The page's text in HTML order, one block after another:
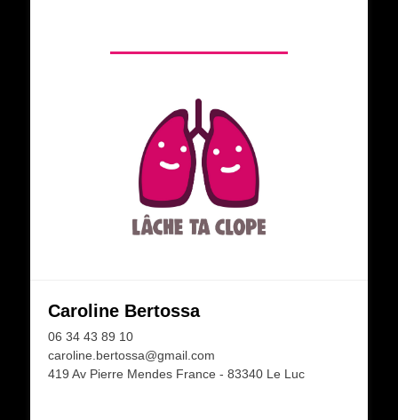
Caroline Bertossa
06 34 43 89 10
caroline.bertossa@gmail.com
419 Av Pierre Mendes France - 83340 Le Luc